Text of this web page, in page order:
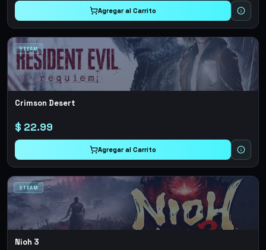
Agregar al Carrito
STEAM
Crimson Desert
$ 22.99
Agregar al Carrito
STEAM
Nioh 3